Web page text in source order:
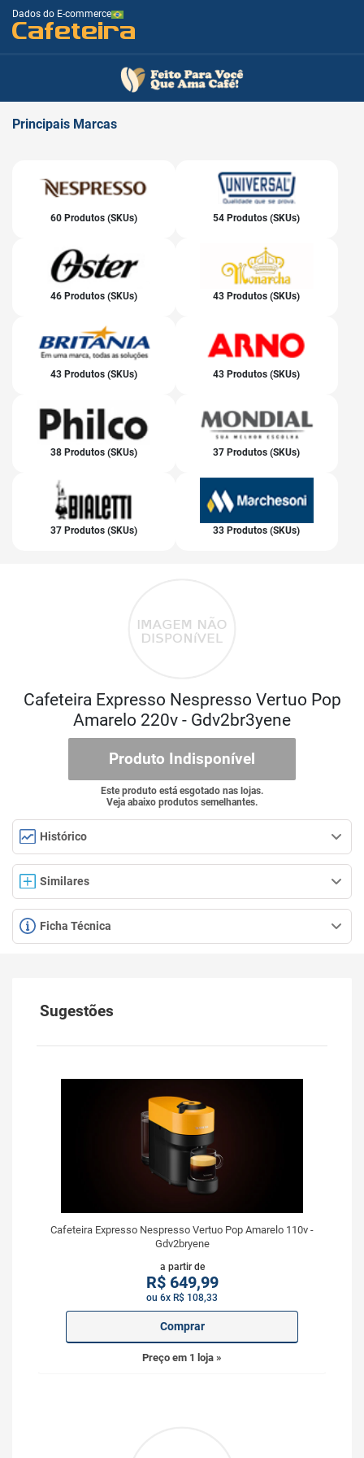
Dados do E-commerce
Cafeteira
Principais Marcas
60 Produtos (SKUs) 54 Produtos (SKUs)
46 Produtos (SKUs) 43 Produtos (SKUs)
43 Produtos (SKUs) 43 Produtos (SKUs)
38 Produtos (SKUs) 37 Produtos (SKUs)
37 Produtos (SKUs) 33 Produtos (SKUs)
Cafeteira Expresso Nespresso Vertuo Pop
Amarelo 220v - Gdv2br3yene
Produto Indisponível
Este produto está esgotado nas lojas.
Veja abaixo produtos semelhantes.
Histórico
Similares
Ficha Técnica
Sugestões
Cafeteira Expresso Nespresso Vertuo Pop Amarelo 110v -
Gdv2bryene
a partir de
R$649,99
ou 6x R$ 108,33
Comprar
Preço em 1 loja »